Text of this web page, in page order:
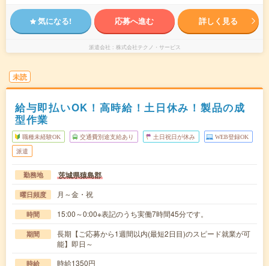
気になる! 応募へ進む 詳しく見る
派遣会社 株式会社テクノ・サービス
未読
給与即払いOK！高時給！土日休み！製品の成
型作業
職種未経験OK 交通費別途支給あり 土日祝日が休み WEB登録OK
派遣
勤務地 茨城県猿島郡
曜日頻度 月～金・祝
時間 15:00～0:00※表記のうち実働7時間45分です。
期間
長期【ご応募から1週間以内(最短2日目)のスピード就業が可
能】即日～
時給 時給1350円